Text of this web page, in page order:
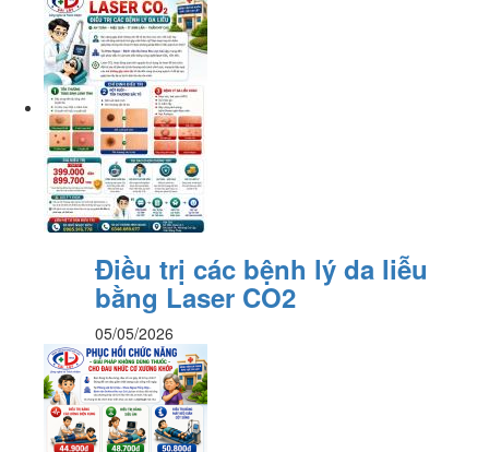
Điều trị các bệnh lý da liễu
bằng Laser CO2
05/05/2026